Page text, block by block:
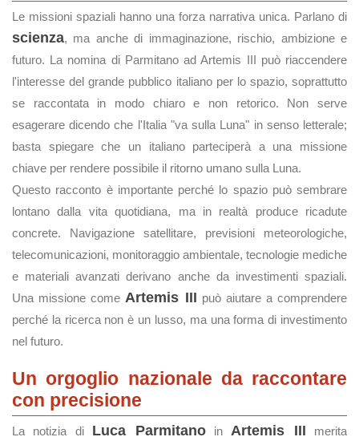
Le missioni spaziali hanno una forza narrativa unica. Parlano di
scienza, ma anche di immaginazione, rischio, ambizione e
futuro. La nomina di Parmitano ad Artemis III può riaccendere
l'interesse del grande pubblico italiano per lo spazio, soprattutto
se raccontata in modo chiaro e non retorico. Non serve
esagerare dicendo che l'Italia "va sulla Luna" in senso letterale;
basta spiegare che un italiano parteciperà a una missione
chiave per rendere possibile il ritorno umano sulla Luna.
Questo racconto è importante perché lo spazio può sembrare
lontano dalla vita quotidiana, ma in realtà produce ricadute
concrete. Navigazione satellitare, previsioni meteorologiche,
telecomunicazioni, monitoraggio ambientale, tecnologie mediche
e materiali avanzati derivano anche da investimenti spaziali.
Una missione come Artemis III può aiutare a comprendere
perché la ricerca non è un lusso, ma una forma di investimento
nel futuro.
Un orgoglio nazionale da raccontare
con precisione
La notizia di Luca Parmitanoin Artemis III merita